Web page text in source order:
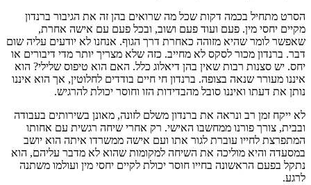
הסרט מתחיל בכמה דקות שכל מה שרואים בהן זה את הגיבור ברנדון
מקיים יחסי מין. פעם ועוד פעם ושוב, ובכל פעם עם אישה אחרת,
שאפשר לומר שהיא מזוהה כאחרת דרך הגוף. אנחנו לא יודעים עליה שום
דבר. ברנדון מכור לסקס לא מחייב. כזה שלא מצריך יותר מדי דיבורים או
יחס. יש סצנות רבות שאין בהן דיאלוג כלל. האם הוא טיפוס שלילי? הוא
איננו מעורר שנאה בצופה. ברנדון חי חיים בודדים לחלוטין, אך הוא איננו
נותן את דעתו ואיננו סובל מהבדידות הזו וחוסר יכולת להרגיש.
לא ייקח זמן רב ונראה את ברנדון משלם לזונה, מאונן בשירותים בעבודה
ובבית, צורך פורנו ממחשבו האישי. רק אחרי שיחה רגשית עם אחותו
המתפרצת לחייו עוברת לגור אתו ועם אישה ממשרדו איתה הוא יושב
במסעדה והיא מוליכה את השיחה למקומות שהוא לא מדבר עליהם, הוא
נתקל בפעם הראשונה בחייו חוסר יכולת לקיים יחסי מין ועולמו משתנה
לרגע.